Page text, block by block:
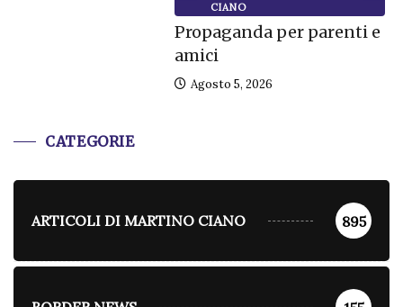
CIANO
Propaganda per parenti e
amici
Agosto 5, 2026
CATEGORIE
ARTICOLI DI MARTINO CIANO 895